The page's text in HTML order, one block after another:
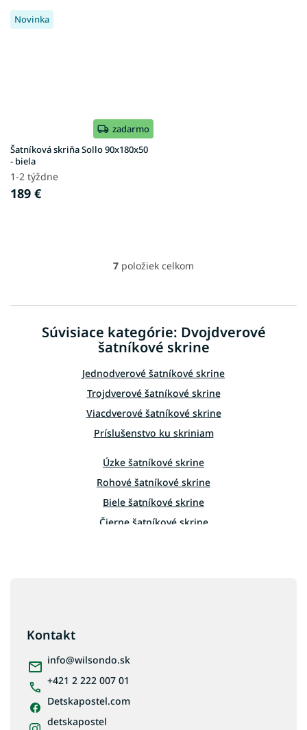
Novinka
zadarmo
Šatníková skriňa Sollo 90x180x50
- biela
1-2 týždne
189 €
O
á
d
a
c
e
p
r
v
k
y
ý
p
i
s
u
7 položiek celkom
Súvisiace kategórie: Dvojdverové
šatníkové skrine
Jednodverové šatníkové skrine
Trojdverové šatníkové skrine
Viacdverové šatníkové skrine
Príslušenstvo ku skriniam
Úzke šatníkové skrine
Rohové šatníkové skrine
Biele šatníkové skrine
Čierne šatníkové skrine
Kontakt
info@wilsondo.sk
+421 2 222 007 01
Detskapostel.com
detskapostel